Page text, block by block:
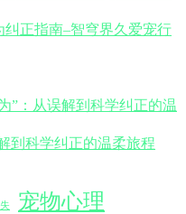
到科学纠正的温柔旅程
宠物心理